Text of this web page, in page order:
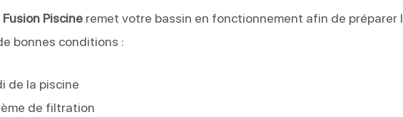
Fusion Piscine remet votre bassin en fonctionnement afin de préparer
bonnes conditions :
de la piscine
de filtration